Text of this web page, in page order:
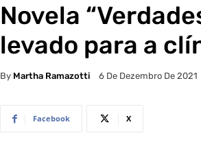
Novela
levado para a
By Martha Ramazotti 6 De Dezembro De 2021
Facebook X